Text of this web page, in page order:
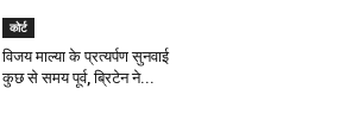
कोर्ट
विजय माल्या के प्रत्यर्पण सुनवाई
कुछ से समय पूर्व, ब्रिटेन ने...